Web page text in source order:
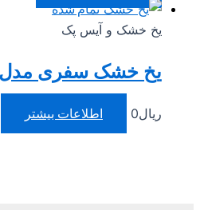
تمام شده
یخ خشک و آیس پک
یخ خشک سفری مدل soft240g بسته 2 عددی
ریال0 اطلاعات بیشتر